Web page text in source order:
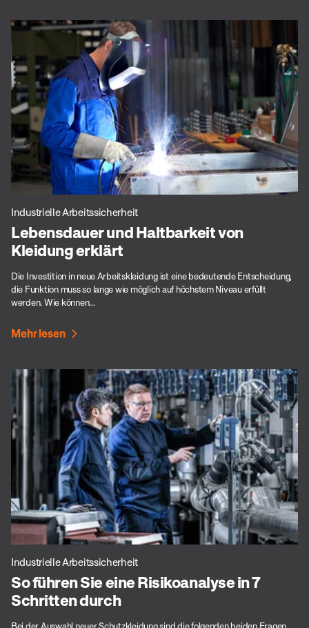
Industrielle Arbeitssicherheit
Lebensdauer und Haltbarkeit von
Kleidung erklärt
Die Investition in neue Arbeitskleidung ist eine bedeutende Entscheidung,
die Funktion muss so lange wie möglich auf höchstem Niveau erfüllt
werden. Wie können...
Mehr lesen
Industrielle Arbeitssicherheit
So führen Sie eine Risikoanalyse in 7
Schritten durch